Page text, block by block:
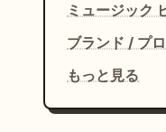
ミュージック
ブランド / プ
もっと見る